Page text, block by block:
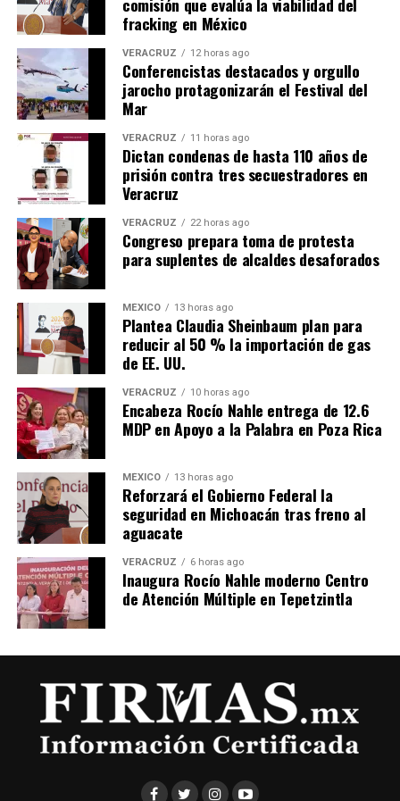
fracking en México
VERACRUZ 12 horas ago
Conferencistas destacados y orgullo
jarocho protagonizarán el Festival del
Mar
VERACRUZ 11 horas ago
Dictan condenas de hasta 110 años de
prisión contra tres secuestradores en
Veracruz
VERACRUZ 22 horas ago
Congreso prepara toma de protesta
para suplentes de alcaldes desaforados
MÉXICO 13 horas ago
Plantea Claudia Sheinbaum plan para
reducir al 50 % la importación de gas
de EE. UU.
VERACRUZ 10 horas ago
Encabeza Rocío Nahle entrega de 12.6
MDP en Apoyo a la Palabra en Poza Rica
MÉXICO 13 horas ago
Reforzará el Gobierno Federal la
seguridad en Michoacán tras freno al
aguacate
VERACRUZ 6 horas ago
Inaugura Rocío Nahle moderno Centro
de Atención Múltiple en Tepetzintla